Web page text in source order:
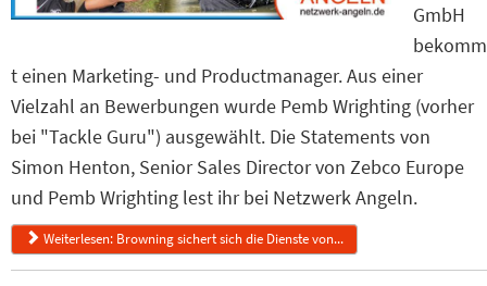
GmbH
bekomm
t einen Marketing- und Productmanager. Aus einer
Vielzahl an Bewerbungen wurde Pemb Wrighting (vorher
bei "Tackle Guru") ausgewählt. Die Statements von
Simon Henton, Senior Sales Director von Zebco Europe
und Pemb Wrighting lest ihr bei Netzwerk Angeln.
Weiterlesen: Browning sichert sich die Dienste von...